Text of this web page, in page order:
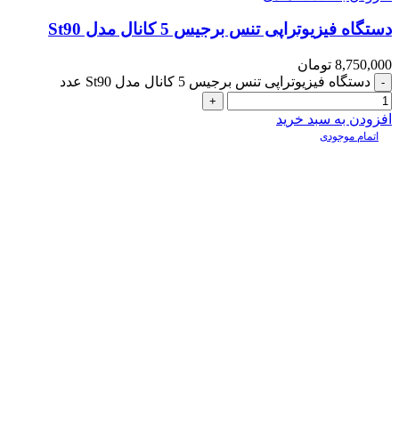
دستگاه فیزیوتراپی تنس برجیس 5 کانال مدل St90
8,750,000 تومان
دستگاه فیزیوتراپی تنس برجیس 5 کانال مدل St90 عدد
افزودن به سبد خرید
اتمام موجودی